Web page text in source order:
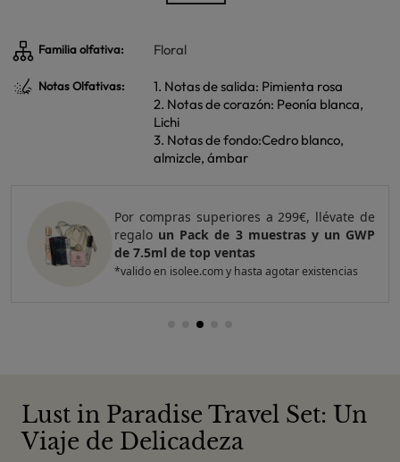
Familia olfativa: Floral
Notas Olfativas:
1. Notas de salida: Pimienta rosa
2. Notas de corazón: Peonía blanca,
Lichi
3. Notas de fondo:Cedro blanco,
almizcle, ámbar
Por compras superiores a 420€, llévate de
regalo un Pack de 4 muestras y 2 GWP de
top ventas
*valido en isolee.com y hasta agotar existencias
Lust in Paradise Travel Set: Un
Viaje de Delicadeza